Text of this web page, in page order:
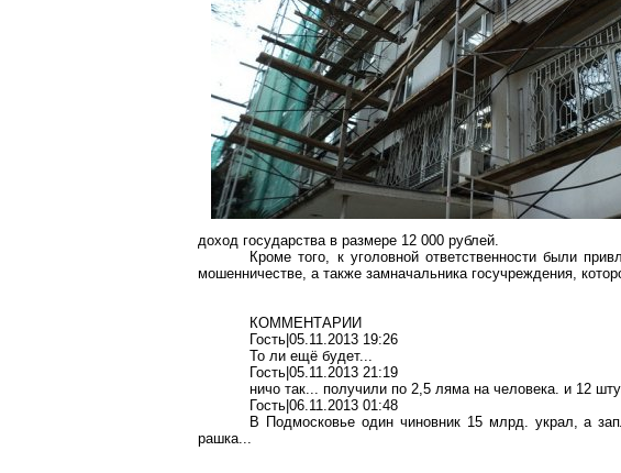
доход государства в размере 12 000 рублей.
Кроме того, к уголовной ответственности были
мошенничестве, а также замначальникагосучреждения,
КОММЕНТАРИИ
Гость|05.11.2013 19:26
То ли ещё будет...
Гость|05.11.2013 21:19
ничо так... получили по 2,5лямана человека. и 12
Гость|06.11.2013 01:48
В Подмосковье один чиновник 15 млрд. украл, а
рашка...